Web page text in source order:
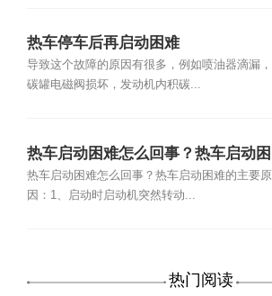
热车停车后再启动困难
导致这个故障的原因有很多，例如喷油器滴漏，
碳罐电磁阀损坏，发动机内积碳...
热车启动困难怎么回事？热车启动困
难的主要原因
热车启动困难怎么回事？热车启动困难的主要原
因：1、启动时启动机突然转动...
热门阅读